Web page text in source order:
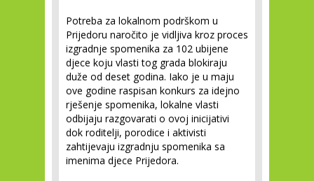
Potreba za lokalnom podrškom u
Prijedoru naročito je vidljiva kroz proces
izgradnje spomenika za 102 ubijene
djece koju vlasti tog grada blokiraju
duže od deset godina. Iako je u maju
ove godine raspisan konkurs za idejno
rješenje spomenika, lokalne vlasti
odbijaju razgovarati o ovoj inicijativi
dok roditelji, porodice i aktivisti
zahtijevaju izgradnju spomenika sa
imenima djece Prijedora.